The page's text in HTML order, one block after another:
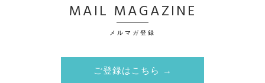
MAIL MAGAZINE
メルマガ登録
ご登録はこちら →